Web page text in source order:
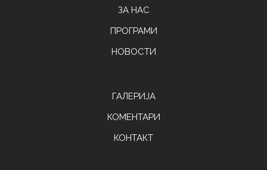
ЗА НАС
ПРОГРАМИ
НОВОСТИ
ГАЛЕРИЈА
КОМЕНТАРИ
КОНТАКТ